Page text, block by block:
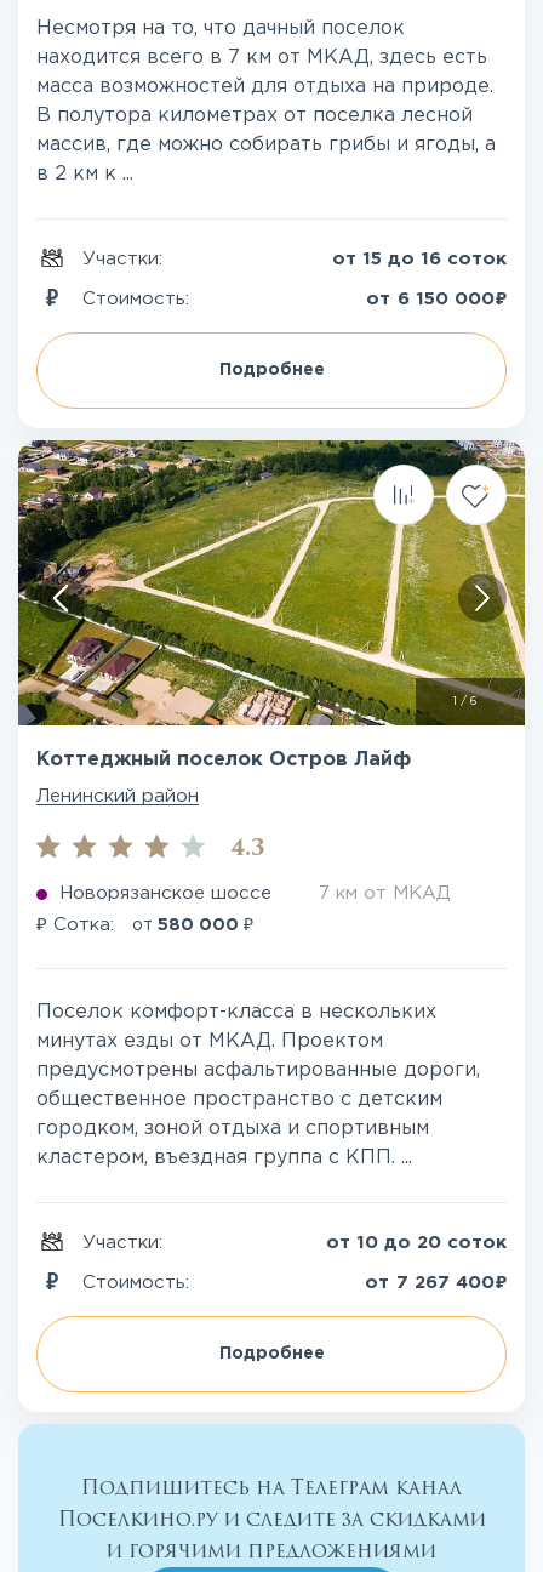
Несмотря на то, что дачный поселок
находится всего в 7 км от МКАД, здесь есть
масса возможностей для отдыха на природе.
В полутора километрах от поселка лесной
массив, где можно собирать грибы и ягоды, а
в 2 км к ...
Участки: от 15 до 16 соток
Стоимость: от 6 150 000₽
Подробнее
/ 6
Коттеджный поселок Остров Лайф
Ленинский район
4.3
Новорязанское шоссе 7 км от МКАД
₽ Сотка: от 580 000 ₽
Поселок комфорт-класса в нескольких
минутах езды от МКАД. Проектом
предусмотрены асфальтированные дороги,
общественное пространство с детским
городком, зоной отдыха и спортивным
кластером, въездная группа с КПП. ...
Участки: от 10 до 20 соток
Стоимость: от 7 267 400₽
Подробнее
Подпишитесь на Телеграм канал
Поселкино.ру и следите за скидками
и горячими предложениями